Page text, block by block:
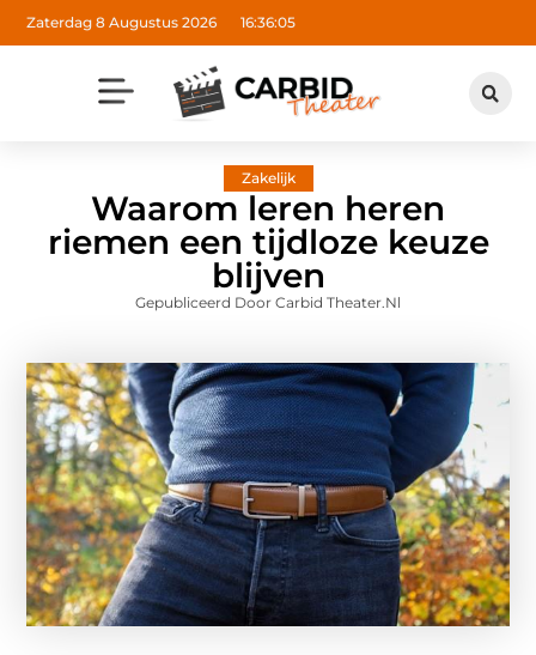
Zaterdag 8 Augustus 2026 16:36:06
Zakelijk
Waarom leren heren
riemen een tijdloze keuze
blijven
Gepubliceerd Door Carbid Theater.nl